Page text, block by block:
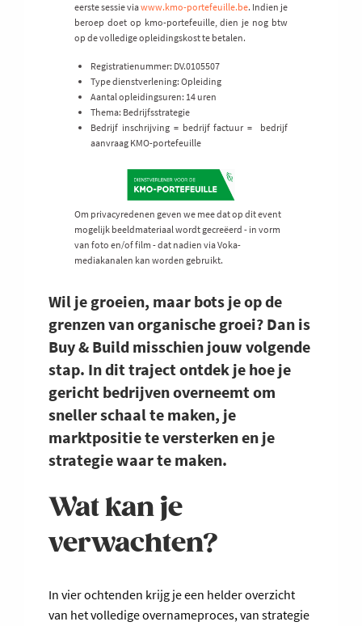
Wil je groeien, maar bots je op de
grenzen van organische groei? Dan is
Buy & Build misschien jouw volgende
stap. In dit traject ontdek je hoe je
gericht bedrijven overneemt om
sneller schaal te maken, je
marktpositie te versterken en je
strategie waar te maken.
Wat kan je
verwachten?
In vier ochtenden krijg je een helder overzicht
van het volledige overnameproces, van strategie
eerste sessie viawww.kmo-portefeuille.be. Indien je
beroep doet op kmo-portefeuille, dien je nog btw
op de volledige opleidingskost te betalen.
Registratienummer: DV.0105507
Type dienstverlening: Opleiding
Aantal opleidingsuren: 14 uren
Thema: Bedrijfsstrategie
Bedrijf inschrijving = bedrijf factuur = bedrijf
aanvraag KMO-portefeuille
Om privacyredenen geven we mee dat op dit event
mogelijk beeldmateriaal wordt gecreëerd - in vorm
van foto en/of film - dat nadien via Voka-
mediakanalen kan worden gebruikt.